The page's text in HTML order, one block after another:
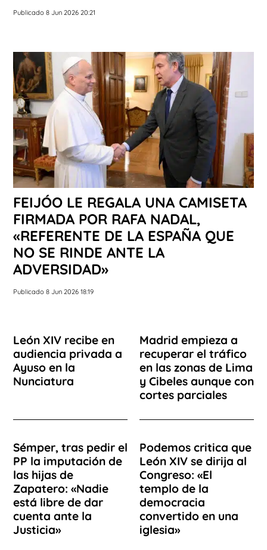
Publicado 8 Jun 2026 20:21
FEIJÓO LE REGALA UNA CAMISETA
FIRMADA POR RAFA NADAL,
«REFERENTE DE LA ESPAÑA QUE
NO SE RINDE ANTE LA
ADVERSIDAD»
Publicado 8 Jun 2026 18:19
León XIV recibe en
audiencia privada a
Ayuso en la
Nunciatura
Madrid empieza a
recuperar el tráfico
en las zonas de Lima
y Cibeles aunque con
cortes parciales
Sémper, tras pedir el
PP la imputación de
las hijas de
Zapatero: «Nadie
está libre de dar
cuenta ante la
Justicia»
Podemos critica que
León XIV se dirija al
Congreso: «El
templo de la
democracia
convertido en una
iglesia»